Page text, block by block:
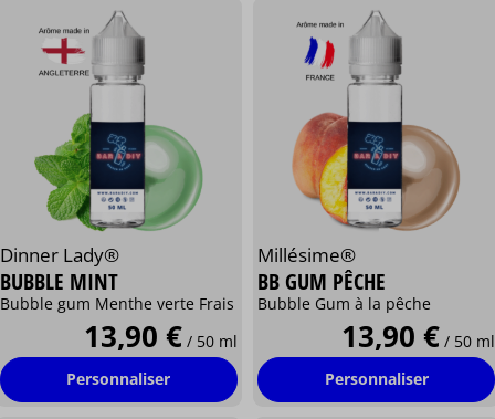
Dinner Lady®
BUBBLE MINT
Bubble gum Menthe verte Frais
13,90 € / 50 ml
Personnaliser
Millésime®
BB GUM PÊCHE
Bubble Gum à la pêche
13,90 € / 50 ml
Personnaliser